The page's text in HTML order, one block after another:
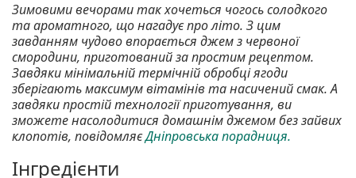
Зимовими вечорами так хочеться чогось солодкого
та ароматного, що нагадує про літо. З цим
завданням чудово впорається джем з червоної
смородини, приготований за простим рецептом.
Завдяки мінімальній термічній обробці ягоди
зберігають максимум вітамінів та насичений смак. А
завдяки простій технології приготування, ви
зможете насолодитися домашнім джемом без зайвих
клопотів, повідомляєДніпровська порадниця.
Інгредієнти